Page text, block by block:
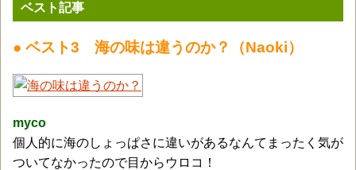
ベスト記事
● ベスト3 海の味は違うのか？（Naoki）
myco
個人的に海のしょっぱさに違いがあるなんてまったく気が
ついてなかったので目からウロコ！